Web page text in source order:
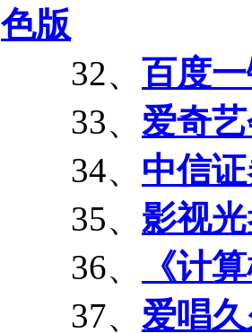
色版
32、 百度
33、 爱奇
34、 中信
35、 影视
36、
《计
37、 爱唱